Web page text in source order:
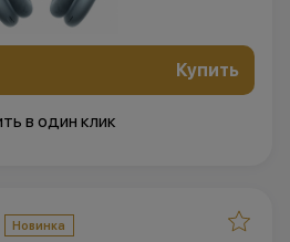
Купить
в один клик
Новинка